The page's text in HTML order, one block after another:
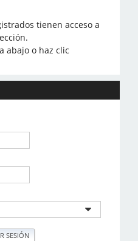
tienen acceso a
abajo o haz clic